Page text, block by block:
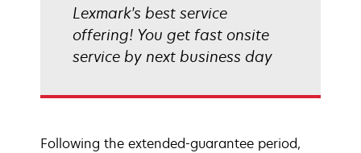
Lexmark's best service
offering! You get fast onsite
service by next business day
Following the extended-guarantee period,